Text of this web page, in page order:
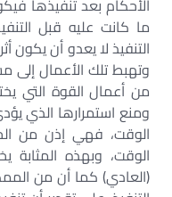
الأحكام بعد تنفيذها
ما كانت عليه قبل
التنفيذ لا يعدو أن يكون
وتهبط تلك الأعمال إلى
من أعمال القوة التي
ومنع استمرارها الذي
الوقت، فهي إذن من
الوقت، وبهذه
(العادي) كما أن من